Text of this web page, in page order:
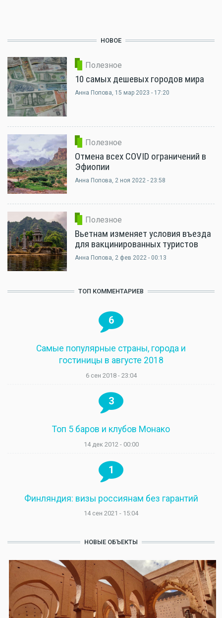
НОВОЕ
Полезное
10 самых дешевых городов мира
Анна Попова, 15 мар 2023 - 17:20
Полезное
Отмена всех COVID ограничений в
Эфиопии
Анна Попова, 2 ноя 2022 - 23:58
Полезное
Вьетнам изменяет условия въезда
для вакцинированных туристов
Анна Попова, 2 фев 2022 - 00:13
ТОП КОММЕНТАРИЕВ
6
Самые популярные страны, города и
гостиницы в августе 2018
6 сен 2018 - 23:04
3
Топ 5 баров и клубов Монако
14 дек 2012 - 00:00
1
Финляндия: визы россиянам без гарантий
14 сен 2021 - 15:04
НОВЫЕ ОБЪЕКТЫ